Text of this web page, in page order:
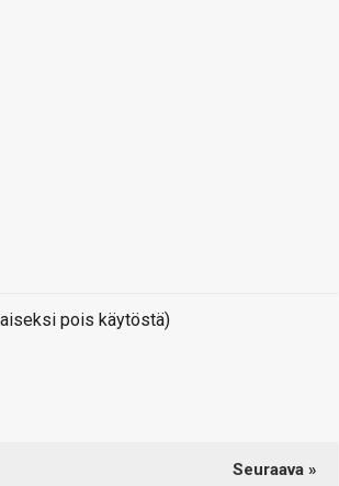
pois käytöstä)
Seuraava »